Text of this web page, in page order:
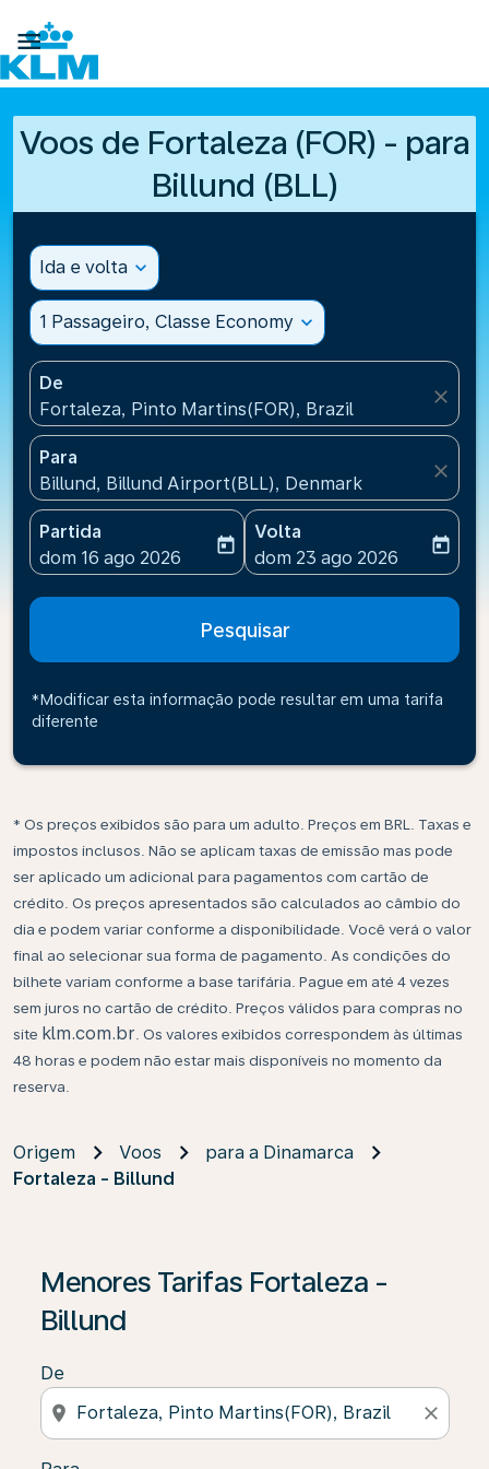

Voos de Fortaleza (FOR) - para
Billund (BLL)
Ida e volta expand_more
1 Passageiro, Classe Economy expand_more
De
Fortaleza, Pinto Martins(FOR), Brazil
close
Para
Billund, Billund Airport(BLL), Denmark
close
Partida
fc-booking-departure-date-aria-label
dom 16 ago 2026
today
Volta
fc-booking-return-date-
dom 23 ago 2026
today
Pesquisar
*Modificar esta informação pode resultar em uma tarifa
diferente
* Os preços exibidos são para um adulto. Preços em BRL. Taxas e
impostos inclusos. Não se aplicam taxas de emissão mas pode
ser aplicado um adicional para pagamentos com cartão de
crédito. Os preços apresentados são calculados ao câmbio do
dia e podem variar conforme a disponibilidade. Você verá o valor
final ao selecionar sua forma de pagamento. As condições do
bilhete variam conforme a base tarifária. Pague em até 4 vezes
sem juros no cartão de crédito. Preços válidos para compras no
site klm.com.br . Os valores exibidos correspondem às últimas
48 horas e podem não estar mais disponíveis no momento da
reserva.
Origem Voos
para a Dinamarca
Fortaleza - Billund
Menores Tarifas Fortaleza -
Billund
De
location_on close
Se não forem encontrados resultados, clique em